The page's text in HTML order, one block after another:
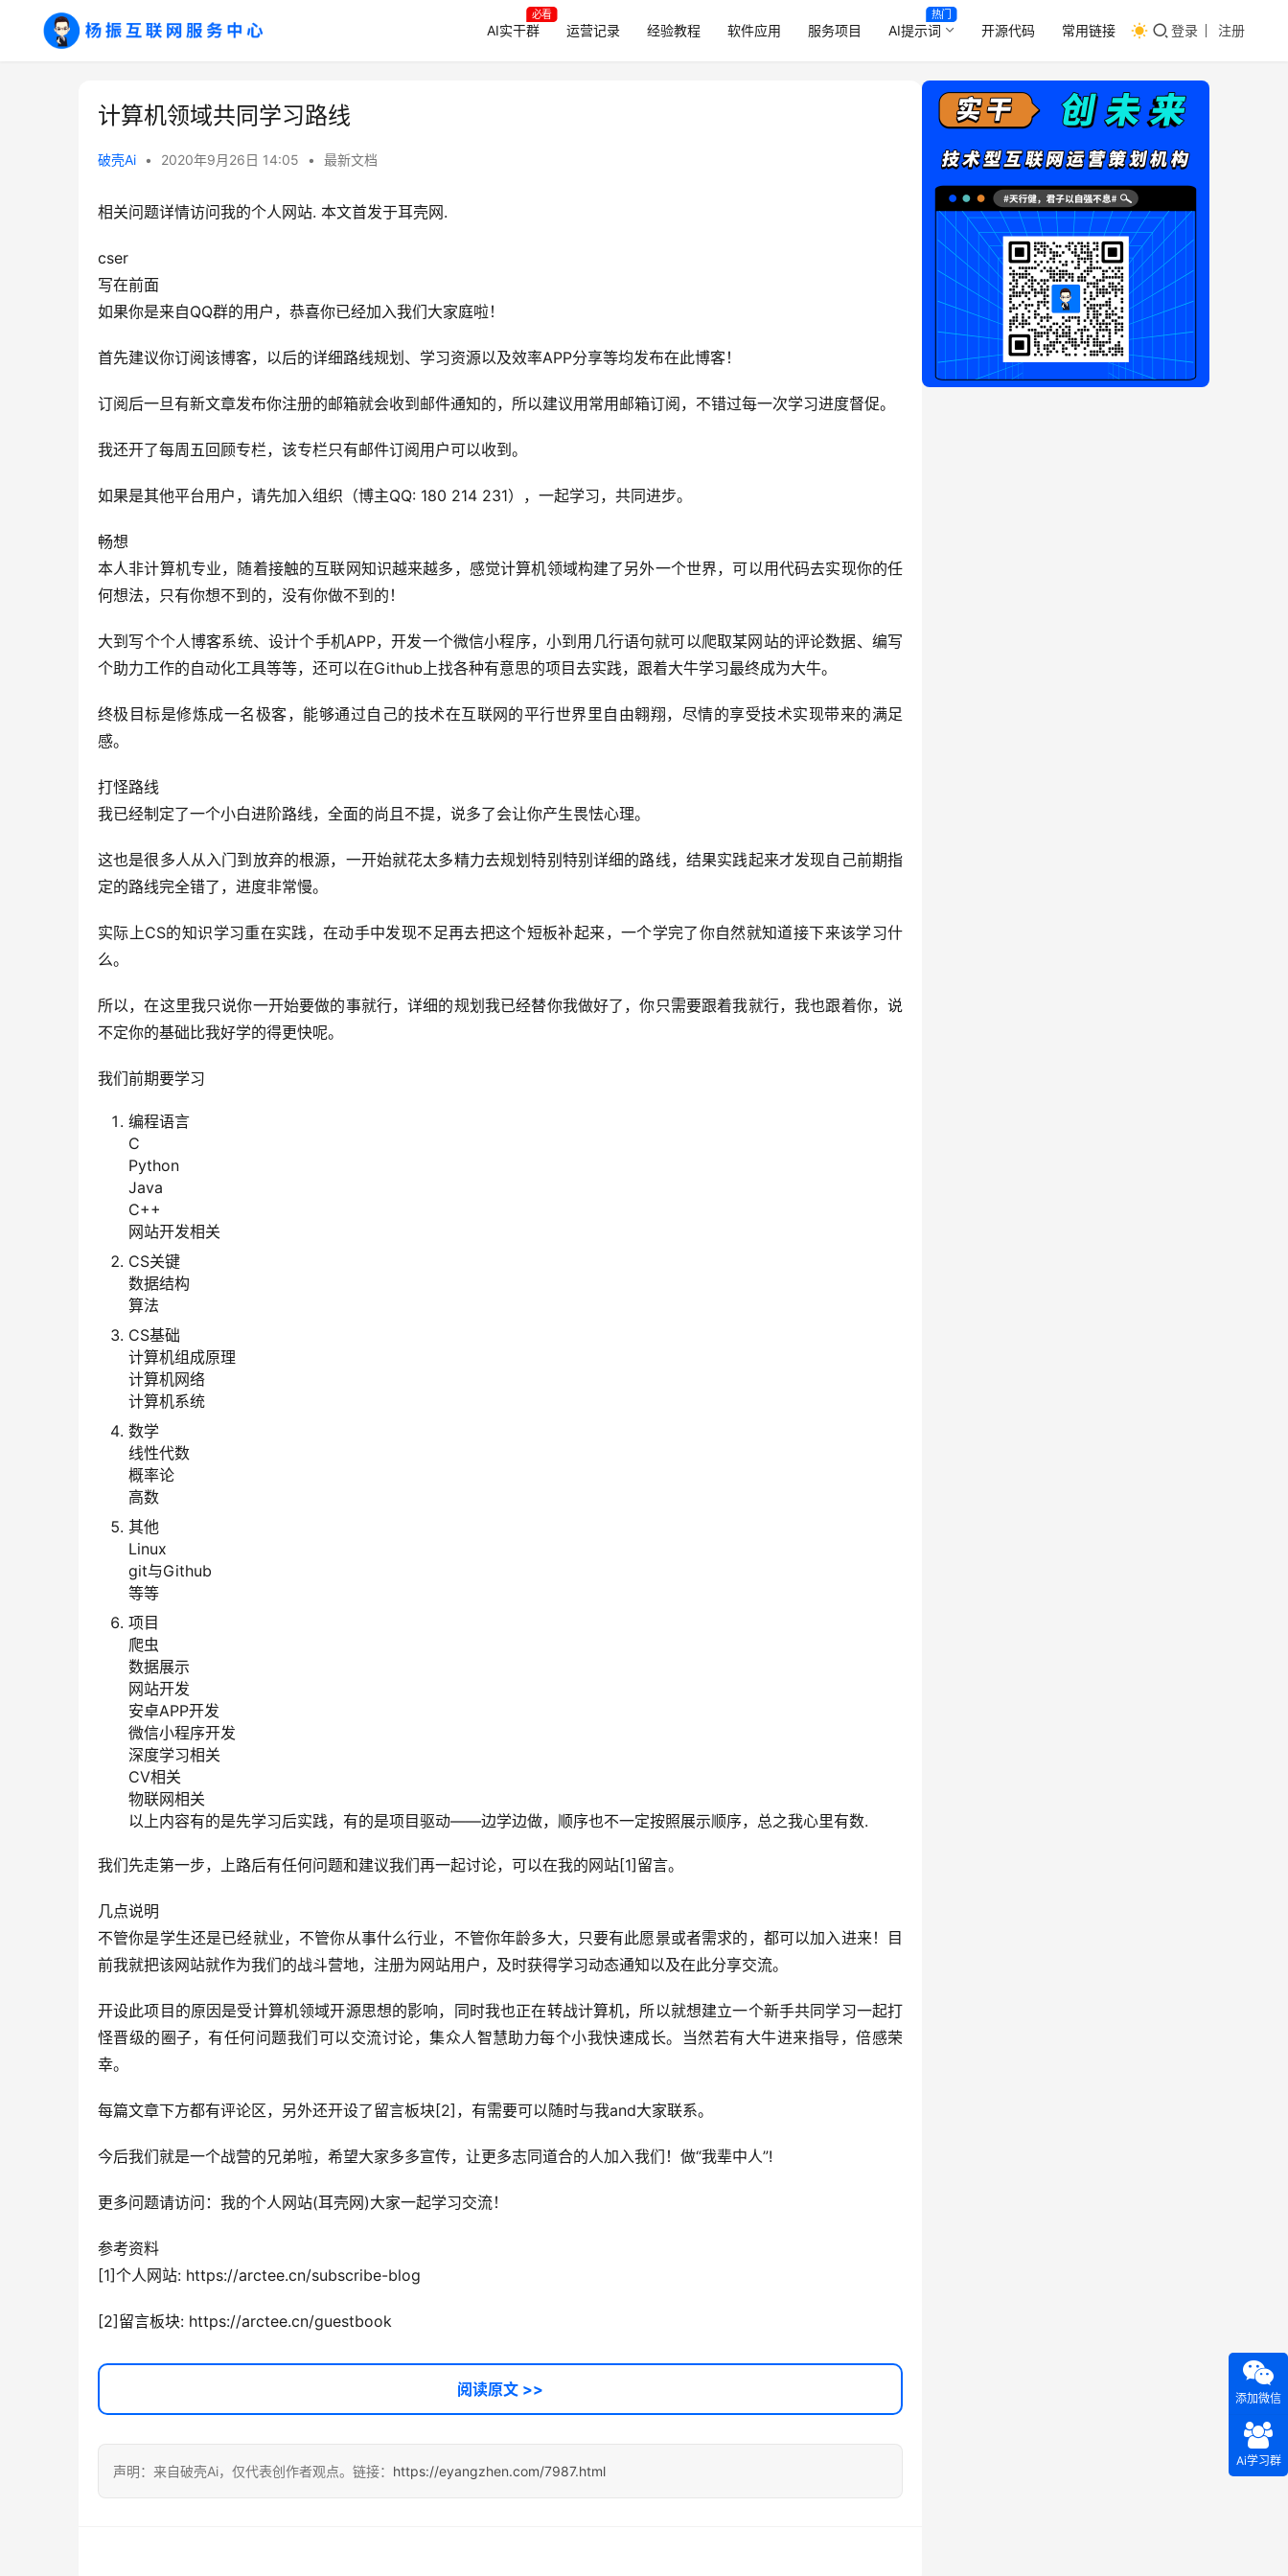
AI实干群
必看
运营记录 经验教程 软件应用 服务项目 AI提示词
热门
开源代码 常用链接 登录 注册
计算机领域共同学习路线
破壳Ai • 2020年9月26日 14:05 • 最新文档
相关问题详情访问我的个人网站. 本文首发于耳壳网.
cser
写在前面
如果你是来自QQ群的用户，恭喜你已经加入我们大家庭啦！
首先建议你订阅该博客，以后的详细路线规划、学习资源以及效率APP分享等均发布在此博客！
订阅后一旦有新文章发布你注册的邮箱就会收到邮件通知的，所以建议用常用邮箱订阅，不错过每一次学习进度督促。
我还开了每周五回顾专栏，该专栏只有邮件订阅用户可以收到。
如果是其他平台用户，请先加入组织（博主QQ: 180 214 231），一起学习，共同进步。
畅想
本人非计算机专业，随着接触的互联网知识越来越多，感觉计算机领域构建了另外一个世界，可以用代码去实现你的任
何想法，只有你想不到的，没有你做不到的！
大到写个个人博客系统、设计个手机APP，开发一个微信小程序，小到用几行语句就可以爬取某网站的评论数据、编写
个助力工作的自动化工具等等，还可以在Github上找各种有意思的项目去实践，跟着大牛学习最终成为大牛。
终极目标是修炼成一名极客，能够通过自己的技术在互联网的平行世界里自由翱翔，尽情的享受技术实现带来的满足
感。
打怪路线
我已经制定了一个小白进阶路线，全面的尚且不提，说多了会让你产生畏怯心理。
这也是很多人从入门到放弃的根源，一开始就花太多精力去规划特别特别详细的路线，结果实践起来才发现自己前期指
定的路线完全错了，进度非常慢。
实际上CS的知识学习重在实践，在动手中发现不足再去把这个短板补起来，一个学完了你自然就知道接下来该学习什
么。
所以，在这里我只说你一开始要做的事就行，详细的规划我已经替你我做好了，你只需要跟着我就行，我也跟着你，说
不定你的基础比我好学的得更快呢。
我们前期要学习
编程语言
C
Python
Java
C++
网站开发相关
CS关键
数据结构
算法
CS基础
计算机组成原理
计算机网络
计算机系统
数学
线性代数
概率论
高数
其他
Linux
git与Github
等等
项目
爬虫
数据展示
网站开发
安卓APP开发
微信小程序开发
深度学习相关
CV相关
物联网相关
以上内容有的是先学习后实践，有的是项目驱动——边学边做，顺序也不一定按照展示顺序，总之我心里有数.
我们先走第一步，上路后有任何问题和建议我们再一起讨论，可以在我的网站[1]留言。
几点说明
不管你是学生还是已经就业，不管你从事什么行业，不管你年龄多大，只要有此愿景或者需求的，都可以加入进来！目
前我就把该网站就作为我们的战斗营地，注册为网站用户，及时获得学习动态通知以及在此分享交流。
开设此项目的原因是受计算机领域开源思想的影响，同时我也正在转战计算机，所以就想建立一个新手共同学习一起打
怪晋级的圈子，有任何问题我们可以交流讨论，集众人智慧助力每个小我快速成长。当然若有大牛进来指导，倍感荣
幸。
每篇文章下方都有评论区，另外还开设了留言板块[2]，有需要可以随时与我and大家联系。
今后我们就是一个战营的兄弟啦，希望大家多多宣传，让更多志同道合的人加入我们！做“我辈中人”!
更多问题请访问：我的个人网站(耳壳网)大家一起学习交流！
参考资料
[1]个人网站: https://arctee.cn/subscribe-blog
[2]留言板块: https://arctee.cn/guestbook
阅读原文 >>
声明：来自破壳Ai，仅代表创作者观点。链接： https://eyangzhen.com/7987.html
添加微信
Ai学习群